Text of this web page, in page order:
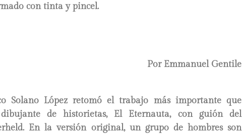
con tinta y pincel.
Por Emmanuel Gentile
Solano López retomó el trabajo más importante que
de historietas, El Eternauta, con guión del
En la versión original, un grupo de hombres son